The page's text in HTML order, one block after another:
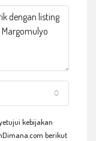
kebijakan
berikut